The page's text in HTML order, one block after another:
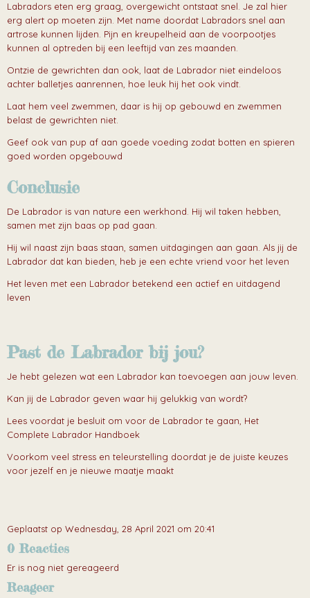
Labradors eten erg graag, overgewicht ontstaat snel. Je zal hier
erg alert op moeten zijn. Met name doordat Labradors snel aan
artrose kunnen lijden. Pijn en kreupelheid aan de voorpootjes
kunnen al optreden bij een leeftijd van zes maanden.
Ontzie de gewrichten dan ook, laat de Labrador niet eindeloos
achter balletjes aanrennen, hoe leuk hij het ook vindt.
Laat hem veel zwemmen, daar is hij op gebouwd en zwemmen
belast de gewrichten niet.
Geef ook van pup af aan goede voeding zodat botten en spieren
goed worden opgebouwd
Conclusie
De Labrador is van nature een werkhond. Hij wil taken hebben,
samen met zijn baas op pad gaan.
Hij wil naast zijn baas staan, samen uitdagingen aan gaan. Als jij de
Labrador dat kan bieden, heb je een echte vriend voor het leven
Het leven met een Labrador betekend een actief en uitdagend
leven
Past de Labrador bij jou?
Je hebt gelezen wat een Labrador kan toevoegen aan jouw leven.
Kan jij de Labrador geven waar hij gelukkig van wordt?
Lees voordat je besluit om voor de Labrador te gaan, Het
Complete Labrador Handboek
Voorkom veel stress en teleurstelling doordat je de juiste keuzes
voor jezelf en je nieuwe maatje maakt
Geplaatst op Wednesday, 28 April 2021 om 20:41
0 Reacties
Er is nog niet gereageerd
Reageer